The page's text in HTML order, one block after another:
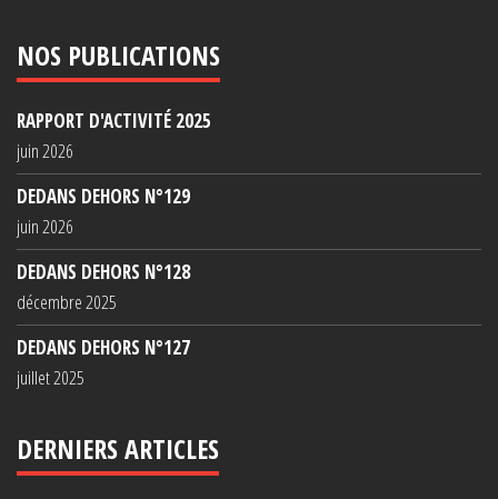
NOS PUBLICATIONS
RAPPORT D'ACTIVITÉ 2025
juin 2026
DEDANS DEHORS N°129
juin 2026
DEDANS DEHORS N°128
décembre 2025
DEDANS DEHORS N°127
juillet 2025
DERNIERS ARTICLES